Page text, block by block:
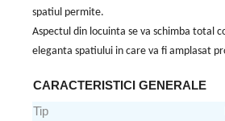
spatiul permite.
Aspectul din locuinta se va schimba total
eleganta spatiului in care va fi amplasat
CARACTERISTICI GENERALE
Tip